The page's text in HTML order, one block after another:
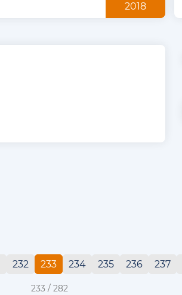
2018
232 233 234 235 236 237
233 / 282